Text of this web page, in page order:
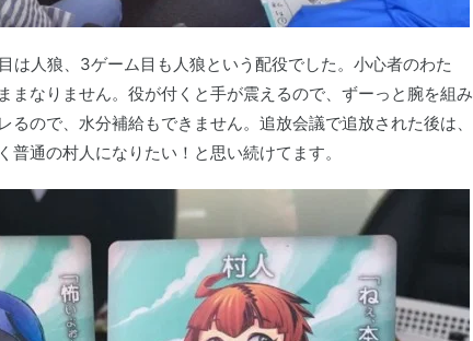
は人狼、3ゲーム目も人狼という配役でした。小心者のわた
まなりません。役が付くと手が震えるので、ずーっと腕を組み
るので、水分補給もできません。追放会議で追放された後は、
通の村人になりたい！と思い続けてます。